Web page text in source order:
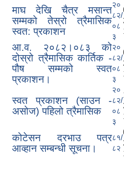
माघ देखि चैत्र मसान्त
सम्मको तेस्रो त्रैमासिक
स्वत: प्रकाशन
२०
८२/
०८
३
आ.व. २०८२।०८३ को
दोस्रो त्रैमासिक कार्तिक -
पौष सम्मको स्वत
प्रकाशन।
२०
८२/
०८
३
स्वत प्रकाशन (साउन -
असोज) पहिलो त्रैमासिक
२०
८२/
०८
३
कोटेसन दरभाउ पत्र
आव्हान सम्बन्धी सूचना।
८१/
८२